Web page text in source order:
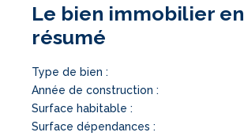
Le bien immobilier en
résumé
Type de bien :
Année de construction :
Surface habitable :
Surface dépendances :